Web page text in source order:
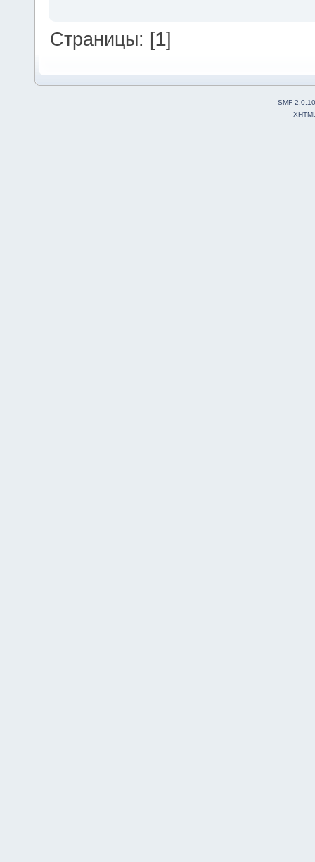
Страницы: [1]
SMF 2.0.10